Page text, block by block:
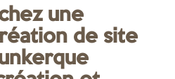
une
de site